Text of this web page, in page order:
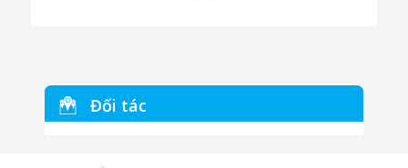
Đối tác